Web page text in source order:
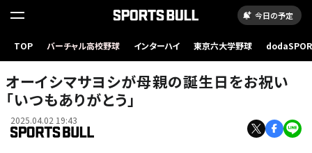
今日の予定
TOP バーチャル高校野球 インターハイ 東京六大学野球
オーイシマサヨシが母親の誕生日をお祝い
「いつもありがとう」
2025.04.02 19:43